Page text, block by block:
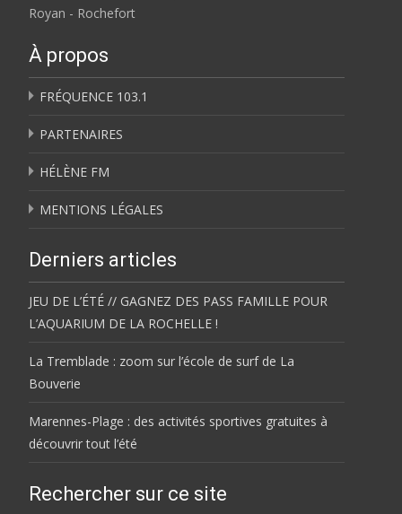
Royan - Rochefort
À propos
FRÉQUENCE 103.1
PARTENAIRES
HÉLÈNE FM
MENTIONS LÉGALES
Derniers articles
JEU DE L’ÉTÉ // GAGNEZ DES PASS FAMILLE POUR
L’AQUARIUM DE LA ROCHELLE !
La Tremblade : zoom sur l’école de surf de La
Bouverie
Marennes-Plage : des activités sportives gratuites à
découvrir tout l’été
Rechercher sur ce site